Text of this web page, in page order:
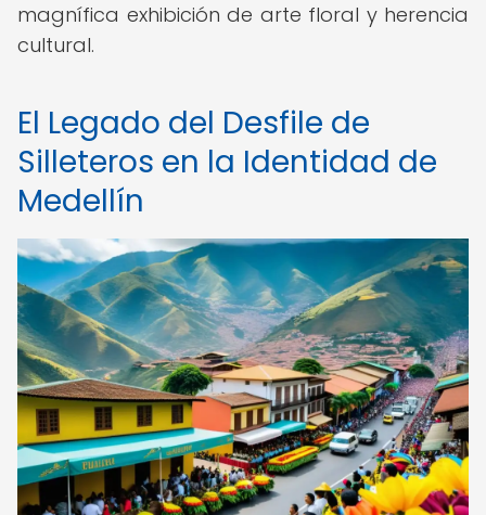
magnífica exhibición de arte floral y herencia
cultural.
El Legado del Desfile de
Silleteros en la Identidad de
Medellín